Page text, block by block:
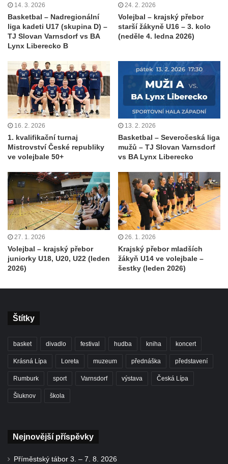
14. 3. 2026
Basketbal – Nadregionální
liga kadeti U17 (skupina D) –
TJ Slovan Varnsdorf vs BA
Lynx Liberecko B
24. 2. 2026
Volejbal – krajský přebor
starší žákyně U16 – 3. kolo
(neděle 4. ledna 2026)
16. 2. 2026
1. kvalifikační turnaj
Mistrovství České republiky
ve volejbale 50+
13. 2. 2026
Basketbal – Severočeská liga
mužů – TJ Slovan Varnsdorf
vs BA Lynx Liberecko
27. 1. 2026
Volejbal – krajský přebor
juniorky U18, U20, U22 (leden
2026)
26. 1. 2026
Krajský přebor mladších
žákyň U14 ve volejbale –
šestky (leden 2026)
Štítky
basket divadlo festival hudba kniha koncert
Krásná Lípa Loreta muzeum přednáška představení
Rumburk sport Varnsdorf výstava Česká Lípa
Šluknov škola
Nejnovější příspěvky
Příměstský tábor 3. – 7. 8. 2026